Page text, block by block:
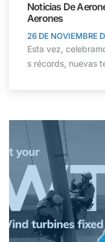
Noticias De
Aerones
26 DE NOVIEMBRE
Esta vez,
s récords, nuevas